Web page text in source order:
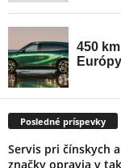
Posledné príspevky
Servis pri čínskych
značky opravia v